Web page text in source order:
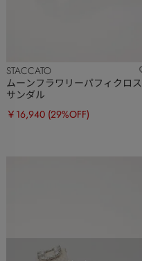
STACCATO
ムーンフラワリーパフィクロス
サンダル
￥16,940 (29%OFF)